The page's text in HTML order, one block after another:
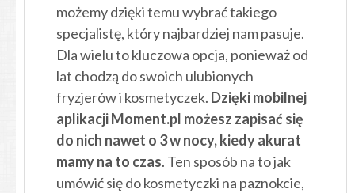
możemy dzięki temu wybrać takiego
specjalistę, który najbardziej nam pasuje.
Dla wielu to kluczowa opcja, ponieważ od
lat chodzą do swoich ulubionych
fryzjerów i kosmetyczek. Dzięki mobilnej
aplikacji Moment.pl możesz zapisać się
do nich nawet o 3 w nocy, kiedy akurat
mamy na to czas. Ten sposób na to jak
umówić się do kosmetyczki na paznokcie,